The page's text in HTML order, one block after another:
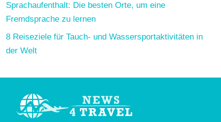
Sprachaufenthalt: Die besten Orte, um eine
Fremdsprache zu lernen
8 Reiseziele für Tauch- und Wassersportaktivitäten in
der Welt